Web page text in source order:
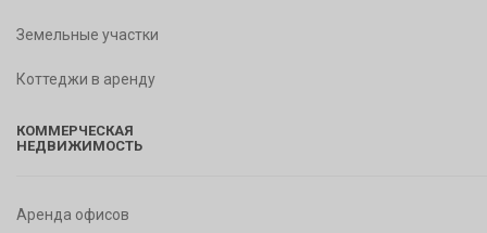
Земельные участки
Коттеджи в аренду
КОММЕРЧЕСКАЯ
НЕДВИЖИМОСТЬ
Аренда офисов